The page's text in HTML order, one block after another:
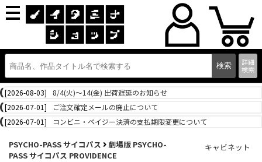
詳細
検索
[2026-08-03]
8/4(火)～14(金) 出荷遅延のお知らせ
[2026-07-01]
ご注文確定メールの廃止について
[2026-07-01]
コンビニ・ペイジー決済の支払期限変更について
PSYCHO-PASS サイコパス
劇場版 PSYCHO-
PASS サイコパス PROVIDENCE
キャビネット